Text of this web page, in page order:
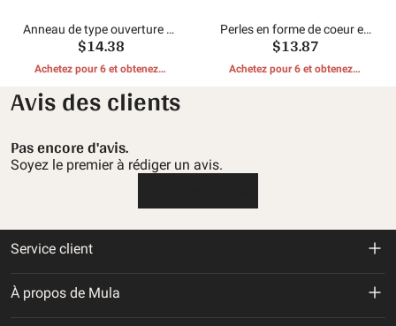
Anneau de type ouverture de
griffe de germination
$14.38
Achetez pour 6 et obtenez 1
Perles en forme de coeur en
os de griffe de germination
$13.87
Achetez pour 6 et obtenez 1
Avis des clients
Pas encore d'avis.
Soyez le premier à rédiger un avis.
Service client
À propos de Mula